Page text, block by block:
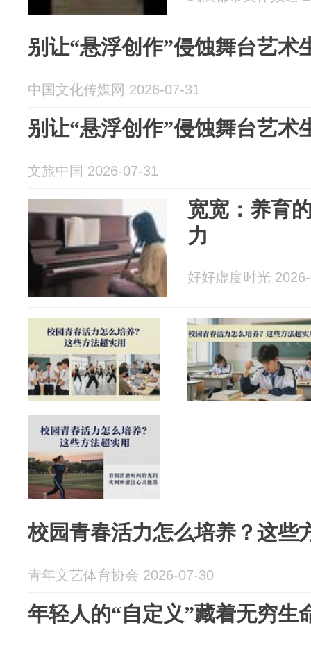
别让“悬浮创作”侵蚀舞台艺术
中国文化传媒网 2026-07-31
别让“悬浮创作”侵蚀舞台艺术
文旅中国 2026-07-31
宽宽：养育
力
好好虚度时光
校园青春活力怎么培养？这些
青年文艺体育协会 2026-07-30
年轻人的“自定义”藏着无穷生